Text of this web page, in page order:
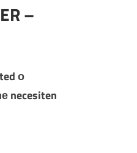
–
ο
necesiten